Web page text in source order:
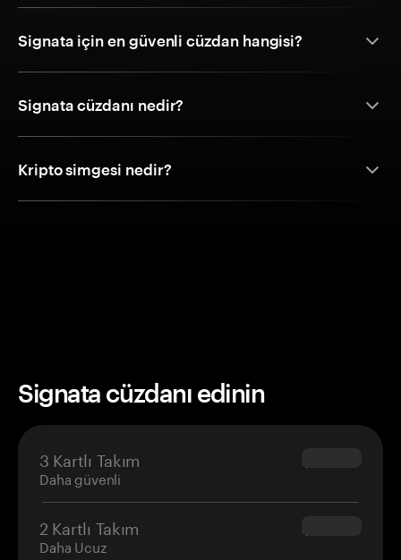
Signata için en güvenli cüzdan hangisi?
Signata cüzdanı nedir?
Kripto simgesi nedir?
Signata cüzdanı edinin
3 Kartlı Takım
Daha güvenli
$69.90
2 Kartlı Takım
Daha Ucuz
$54.90